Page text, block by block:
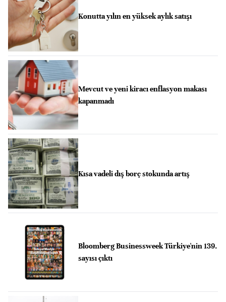
Konutta yılın en yüksek aylık satışı
Mevcut ve yeni kiracı enflasyon makası
kapanmadı
Kısa vadeli dış borç stokunda artış
Bloomberg Businessweek Türkiye'nin 139.
sayısı çıktı